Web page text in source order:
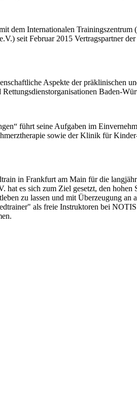
dem Internationalen
seit Februar 2015 Vertragspartner
Aspekte der präklinischen
Baden-
führt seine Aufgaben im
sowie der Klinik für
in Frankfurt am Main für die
es sich zum Ziel gesetzt, den
zu lassen und mit Überzeugung an
als freie Instruktoren bei